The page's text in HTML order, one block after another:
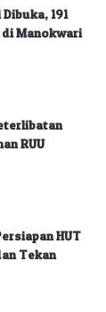
191
di Manokwari
RUU
HUT
Tekan